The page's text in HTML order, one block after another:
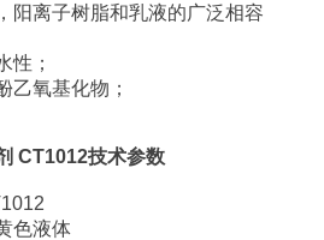
阳离子树脂和乳液的广泛相容
性；
乙氧基化物；
CT1012技术参数
色液体